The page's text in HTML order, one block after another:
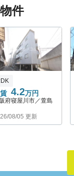
件
4.2万円
府寝屋川市／萱島
08/05 更新